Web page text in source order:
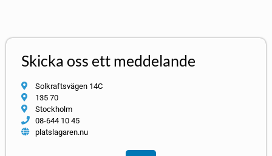
Skicka oss ett meddelande
Solkraftsvägen 14C
135 70
Stockholm
08-644 10 45
platslagaren.nu